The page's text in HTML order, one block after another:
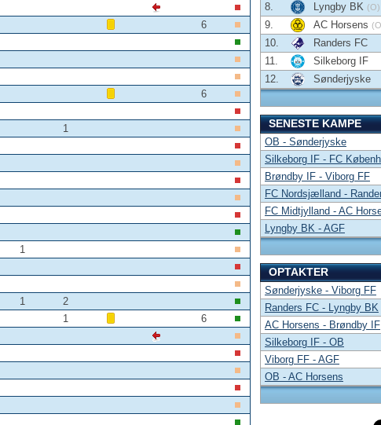
6
6
1
1
1
2
1
6
8.
Lyngby BK (O)
9.
AC Horsens
10.
Randers FC
11.
Silkeborg IF
12.
Sønderjyske
SENESTE KAMPE
OB - Sønderjyske
Silkeborg IF - FC
Brøndby IF - Viborg FF
FC Nordsjælland -
FC Midtjylland - AC
Lyngby BK - AGF
OPTAKTER
Sønderjyske - Viborg FF
Randers FC - Lyngby BK
AC Horsens - Brøndby IF
Silkeborg IF - OB
Viborg FF - AGF
OB - AC Horsens